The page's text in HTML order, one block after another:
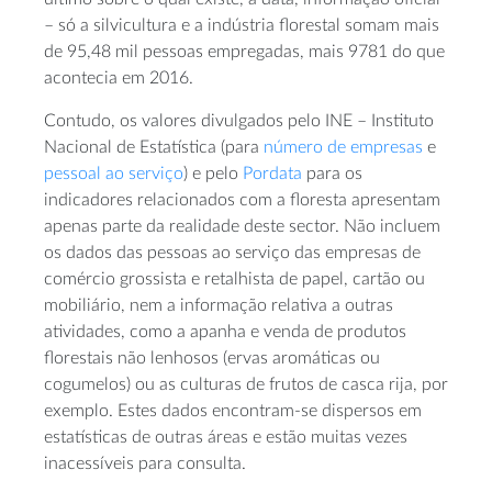
– só a silvicultura e a indústria florestal somam mais
de 95,48 mil pessoas empregadas, mais 9781 do que
acontecia em 2016.
Contudo, os valores divulgados pelo INE – Instituto
Nacional de Estatística (para número de empresas e
pessoal ao serviço) e pelo Pordata para os
indicadores relacionados com a floresta apresentam
apenas parte da realidade deste sector. Não incluem
os dados das pessoas ao serviço das empresas de
comércio grossista e retalhista de papel, cartão ou
mobiliário, nem a informação relativa a outras
atividades, como a apanha e venda de produtos
florestais não lenhosos (ervas aromáticas ou
cogumelos) ou as culturas de frutos de casca rija, por
exemplo. Estes dados encontram-se dispersos em
estatísticas de outras áreas e estão muitas vezes
inacessíveis para consulta.